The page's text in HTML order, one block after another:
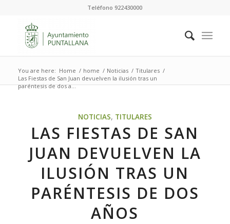
Teléfono 922430000
You are here: Home / home / Noticias / Titulares /
Las Fiestas de San Juan devuelven la ilusión tras un
paréntesis de dos a...
NOTICIAS, TITULARES
LAS FIESTAS DE SAN
JUAN DEVUELVEN LA
ILUSIÓN TRAS UN
PARÉNTESIS DE DOS
AÑOS